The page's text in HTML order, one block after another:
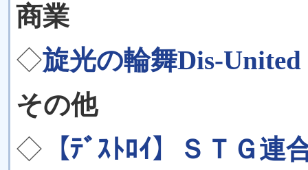
商業
◇旋光の輪舞Dis-
その他
◇ 【ﾃﾞｽﾄﾛｲ】ＳＴＧ